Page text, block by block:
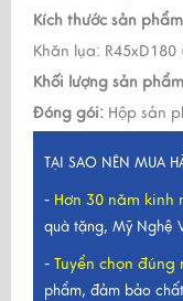
Kích thước sản
Khăn lụa: R45xD180
Khối lượng sản
Đóng gói: Hộp sản
TẠI SAO NÊN MUA
- Hơn 30 năm kinh
quà tặng, Mỹ Nghệ
- Tuyển chọn
phẩm, đảm bảo